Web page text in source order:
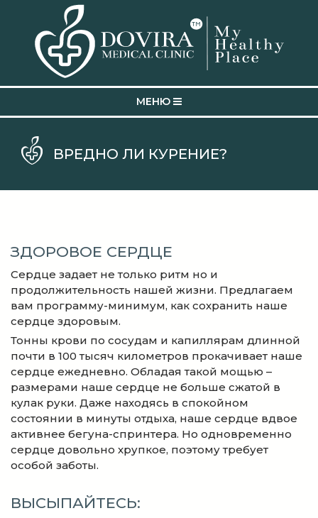
MEНЮ
ВРЕДНО ЛИ КУРЕНИЕ?
ЗДОРОВОЕ СЕРДЦЕ
Сердце задает не только ритм но и
продолжительность нашей жизни. Предлагаем
вам программу-минимум, как сохранить наше
сердце здоровым.
Тонны крови по сосудам и капиллярам длинной
почти в 100 тысяч километров прокачивает наше
сердце ежедневно. Обладая такой мощью –
размерами наше сердце не больше сжатой в
кулак руки. Даже находясь в спокойном
состоянии в минуты отдыха, наше сердце вдвое
активнее бегуна-спринтера. Но одновременно
сердце довольно хрупкое, поэтому требует
особой заботы.
ВЫСЫПАЙТЕСЬ: